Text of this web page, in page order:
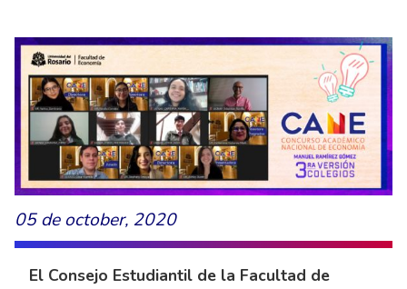
05 de october, 2020
El Consejo Estudiantil de la Facultad de